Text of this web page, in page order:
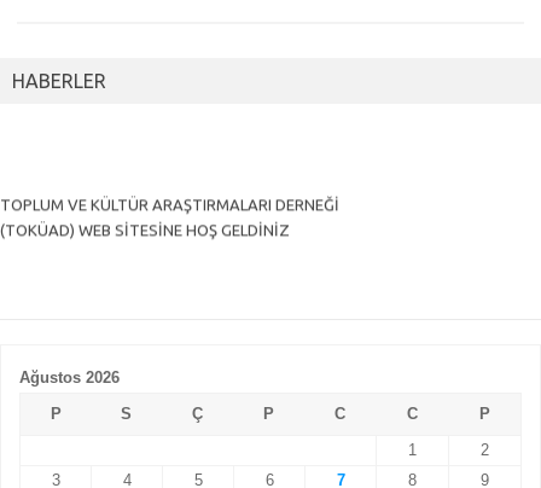
HABERLER
TOPLUM VE KÜLTÜR ARAŞTIRMALARI DERNEĞİ
(TOKÜAD) WEB SİTESİNE HOŞ GELDİNİZ
Ağustos 2026
P
S Ç P C C
P
1
2
3
4 5 6 7 8 9